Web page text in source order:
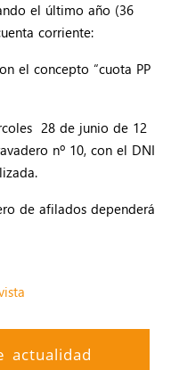
el último año (36
corriente:
el concepto “cuota PP
28 de junio de 12
nº 10, con el DNI
de afilados dependerá
actualidad